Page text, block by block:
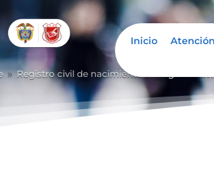
Inicio
9 Registro civil de nacimiento